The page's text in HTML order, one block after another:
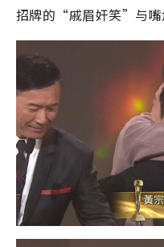
招牌的“戚眉奸笑”与嘴